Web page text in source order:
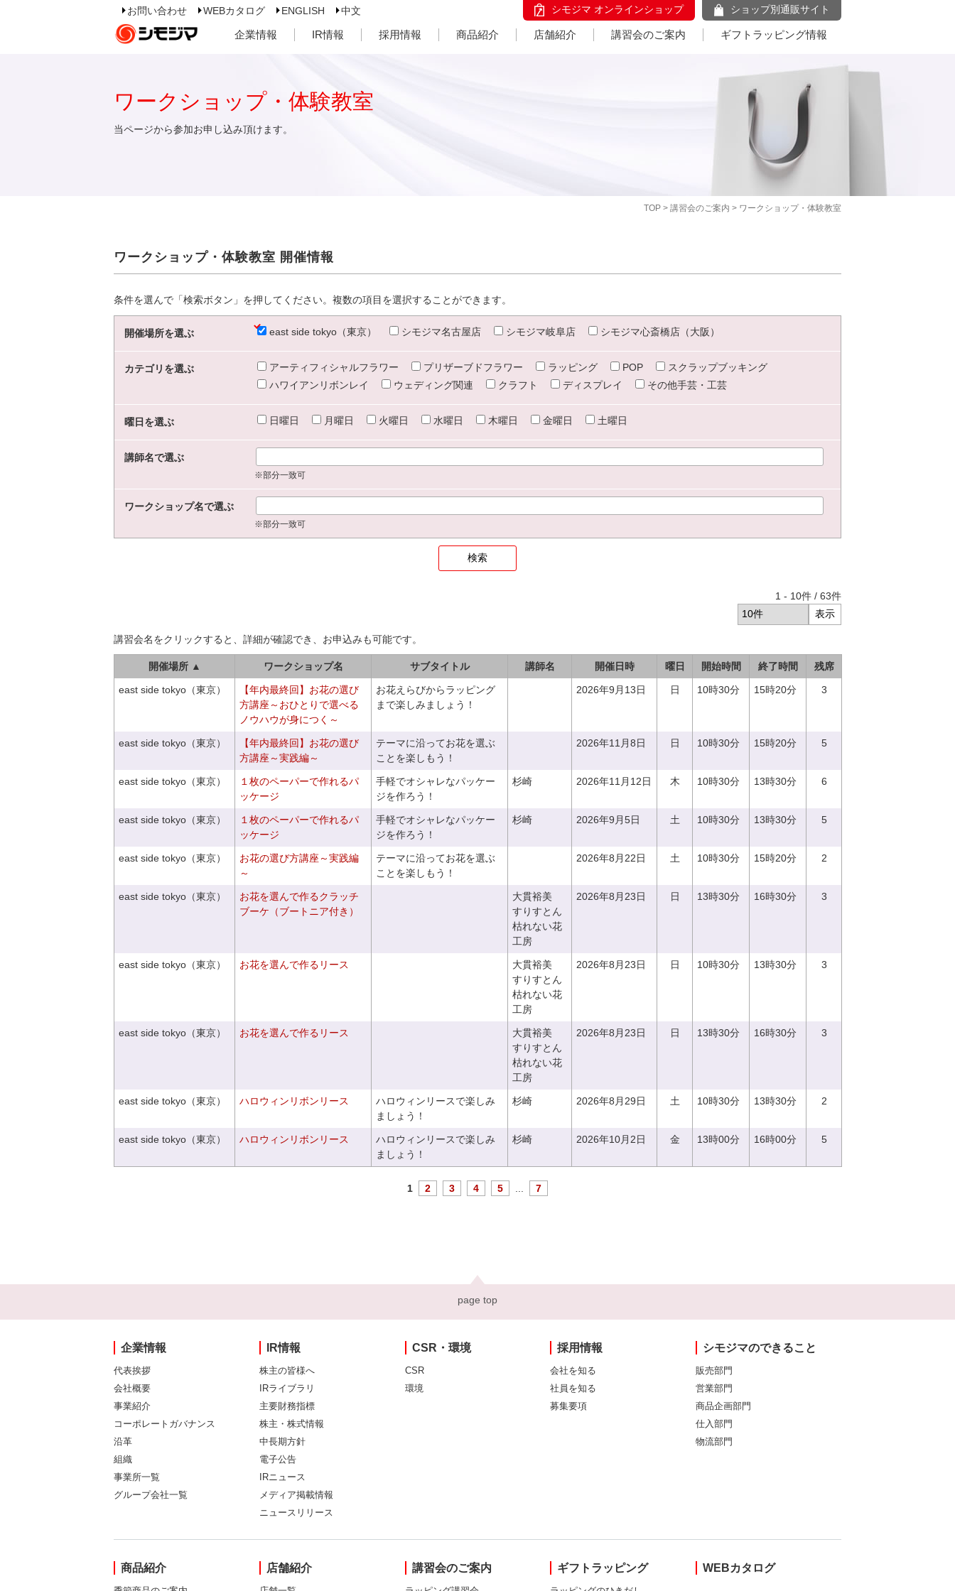
お問い合わせ WEBカタログ ENGLISH 中文 シモジマ オンラインショップ ショップ別通販サイト
企業情報 IR情報 採用情報 商品紹介 店舗紹介 講習会のご案内 ギフトラッピング情報
TOP > 講習会のご案内 > ワークショップ・体験教室
ワークショップ・体験教室
当ページから参加お申し込み頂けます。
ワークショップ・体験教室 開催情報
条件を選んで「検索ボタン」を押してください。複数の項目を選択することができます。
開催場所を選ぶ east side tokyo（東京） シモジマ名古屋店 シモジマ岐阜店 シモジマ心斎橋店（大阪）
カテゴリを選ぶ アーティフィシャルフラワー プリザーブドフラワー ラッピング POP
スクラップブッキング
ハワイアンリボンレイ
ウェディング関連 クラフト ディスプレイ その他手芸・工芸
曜日を選ぶ 日曜日 月曜日 火曜日 水曜日 木曜日 金曜日 土曜日
講師名で選ぶ
※部分一致可
ワークショップ名で選ぶ
※部分一致可
1 - 10件 / 63件
講習会名をクリックすると、詳細が確認でき、お申込みも可能です。
開催場所 ▲ ワークショップ名 サブタイトル 講師名 開催日時 曜日 開始時間 終了時間 残席
east side tokyo（東京）
【年内最終回】お花の選び
方講座～おひとりで選べる
ノウハウが身につく～
お花えらびからラッピング
まで楽しみましょう！
2026年9月13日 日 10時30分 15時20分 3
east side tokyo（東京）
【年内最終回】お花の選び
方講座～実践編～
テーマに沿ってお花を選ぶ
ことを楽しもう！
2026年11月8日 日 10時30分 15時20分 5
east side tokyo（東京）
１枚のペーパーで作れるパ
ッケージ
手軽でオシャレなパッケー
ジを作ろう！
杉崎 2026年11月12日 木 10時30分 13時30分 6
east side tokyo（東京）
１枚のペーパーで作れるパ
ッケージ
手軽でオシャレなパッケー
ジを作ろう！
杉崎 2026年9月5日 土 10時30分 13時30分 5
east side tokyo（東京）
お花の選び方講座～実践編
～
テーマに沿ってお花を選ぶ
ことを楽しもう！
2026年8月22日 土 10時30分 15時20分 2
east side tokyo（東京）
お花を選んで作るクラッチ
ブーケ（ブートニア付き）
大貫裕美
すりすとん
枯れない花
工房
2026年8月23日 日 13時30分 16時30分 3
east side tokyo（東京） お花を選んで作るリース
大貫裕美
すりすとん
枯れない花
工房
2026年8月23日 日 10時30分 13時30分 3
east side tokyo（東京） お花を選んで作るリース
大貫裕美
すりすとん
枯れない花
工房
2026年8月23日 日 13時30分 16時30分 3
east side tokyo（東京） ハロウィンリボンリース
ハロウィンリースで楽しみ
ましょう！
杉崎 2026年8月29日 土 10時30分 13時30分 2
east side tokyo（東京） ハロウィンリボンリース
ハロウィンリースで楽しみ
ましょう！
杉崎 2026年10月2日 金 13時00分 16時00分 5
1 2 3 4 5 7
page top
企業情報
代表挨拶
会社概要
事業紹介
コーポレートガバナンス
沿革
組織
事業所一覧
グループ会社一覧
IR情報
株主の皆様へ
IRライブラリ
主要財務指標
株主・株式情報
中長期方針
電子公告
IRニュース
メディア掲載情報
ニュースリリース
CSR・環境
CSR
環境
採用情報
会社を知る
社員を知る
募集要項
シモジマのできること
販売部門
営業部門
商品企画部門
仕入部門
物流部門
商品紹介 店舗紹介 講習会のご案内 ギフトラッピング WEBカタログ